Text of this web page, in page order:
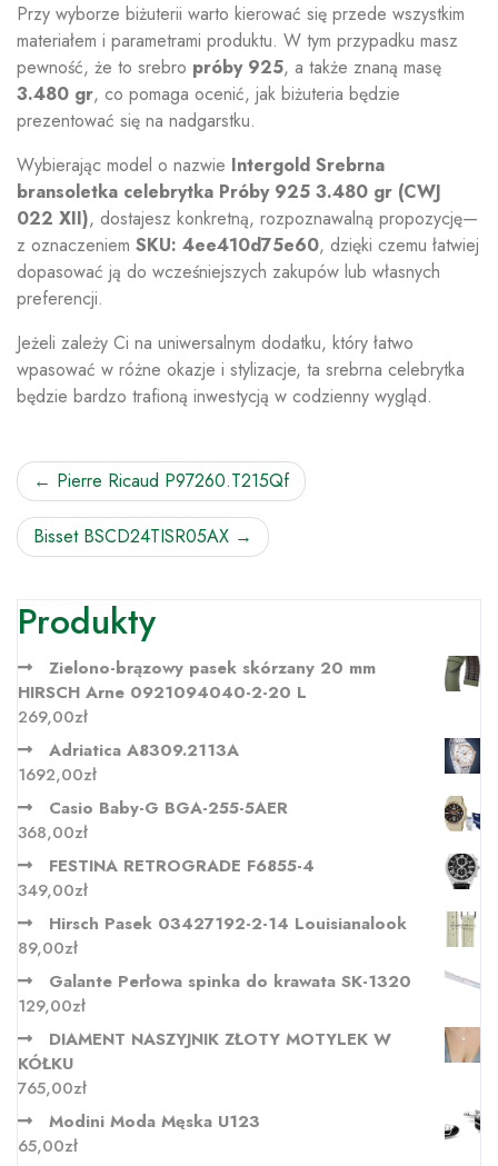
Przy wyborze biżuterii warto kierować się przede wszystkim
materiałem i parametrami produktu. W tym przypadku masz
pewność, że to srebro próby 925, a także znaną masę
3.480 gr, co pomaga ocenić, jak biżuteria będzie
prezentować się na nadgarstku.
Wybierając model o nazwie Intergold Srebrna
bransoletka celebrytka Próby 925 3.480 gr (CWJ
022 XII), dostajesz konkretną, rozpoznawalną propozycję—
z oznaczeniem SKU: 4ee410d75e60, dzięki czemu łatwiej
dopasować ją do wcześniejszych zakupów lub własnych
preferencji.
Jeżeli zależy Ci na uniwersalnym dodatku, który łatwo
wpasować w różne okazje i stylizacje, ta srebrna celebrytka
będzie bardzo trafioną inwestycją w codzienny wygląd.
Nawigacja
wpisu
Pierre Ricaud P97260.T215Qf
Bisset BSCD24TISR05AX
Produkty
Zielono-brązowy pasek skórzany 20 mm
HIRSCH Arne 0921094040-2-20 L
269,00zł
Adriatica A8309.2113A
1692,00zł
Casio Baby-G BGA-255-5AER
368,00zł
FESTINA RETROGRADE F6855-4
349,00zł
Hirsch Pasek 03427192-2-14 Louisianalook
89,00zł
Galante Perłowa spinka do krawata SK-1320
129,00zł
DIAMENT NASZYJNIK ZŁOTY MOTYLEK W
KÓŁKU
765,00zł
Modini Moda Męska U123
65,00zł